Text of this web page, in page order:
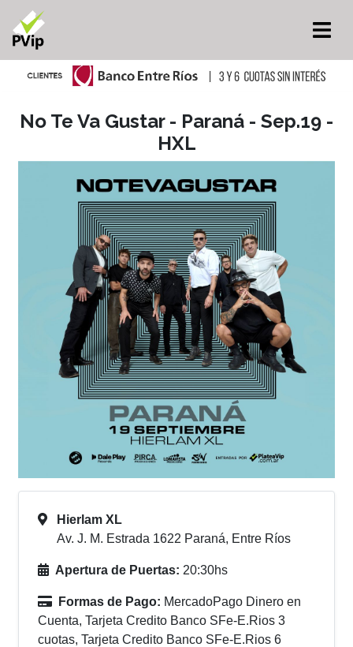
No Te Va Gustar - Paraná - Sep.19 -
HXL
Hierlam XL
Av. J. M. Estrada 1622 Paraná, Entre Ríos
Apertura de Puertas: 20:30hs
Formas de Pago: MercadoPago Dinero en
Cuenta, Tarjeta Credito Banco SFe-E.Rios 3
cuotas, Tarjeta Credito Banco SFe-E.Rios 6